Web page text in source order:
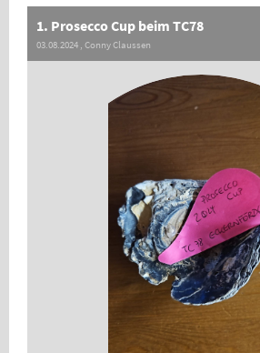
1. Prosecco Cup beim TC78
03.08.2024 , Conny Claussen